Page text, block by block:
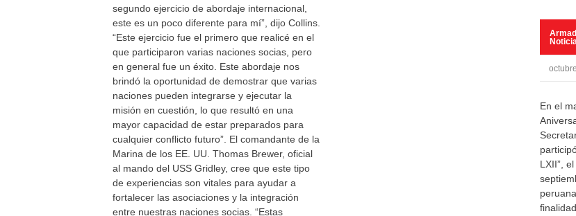
segundo ejercicio de abordaje internacional,
este es un poco diferente para mí”, dijo Collins.
“Este ejercicio fue el primero que realicé en el
que participaron varias naciones socias, pero
en general fue un éxito. Este abordaje nos
brindó la oportunidad de demostrar que varias
naciones pueden integrarse y ejecutar la
misión en cuestión, lo que resultó en una
mayor capacidad de estar preparados para
cualquier conflicto futuro”. El comandante de la
Marina de los EE. UU. Thomas Brewer, oficial
al mando del USS Gridley, cree que este tipo
de experiencias son vitales para ayudar a
fortalecer las asociaciones y la integración
entre nuestras naciones socias. “Estas
En el
LXII”,